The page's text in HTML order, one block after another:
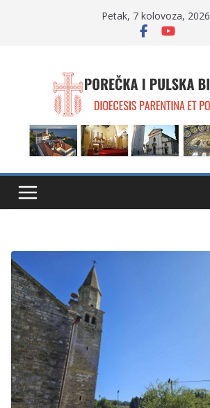
Petak, 7 kolovoza, 2026